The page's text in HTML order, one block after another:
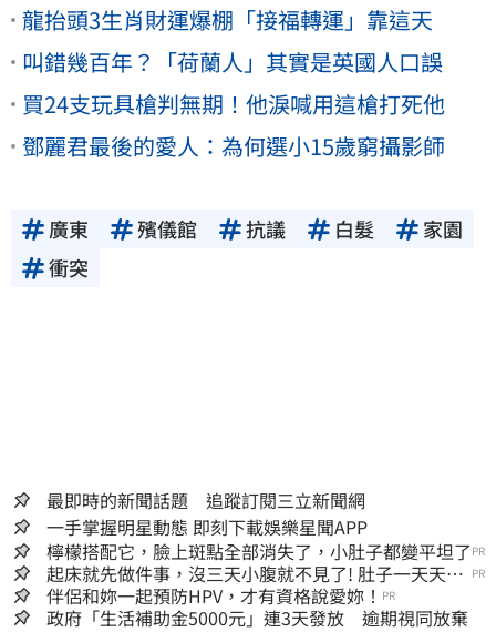
龍抬頭3生肖財運爆棚「接福轉運」靠這天
叫錯幾百年？「荷蘭人」其實是英國人口誤
買24支玩具槍判無期！他淚喊用這槍打死他
鄧麗君最後的愛人：為何選小15歲窮攝影師
廣東 殯儀館 抗議 白髮
家園
衝突
最即時的新聞話題 追蹤訂閱三立新聞網
一手掌握明星動態 即刻下載娛樂星聞APP
檸檬搭配它，臉上斑點全部消失了，小肚子都變平坦了 PR
起床就先做件事，沒三天小腹就不見了! 肚子一天天變
小！
PR
伴侶和妳一起預防HPV，才有資格說愛妳！ PR
政府「生活補助金5000元」連3天發放 逾期視同放棄